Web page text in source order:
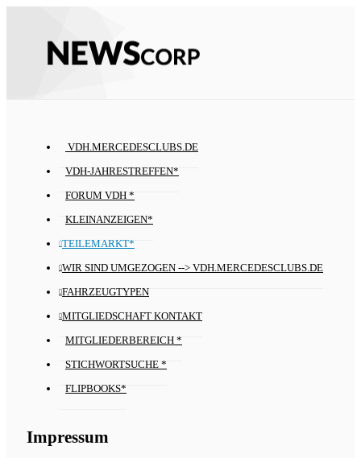
VDH.MERCEDESCLUBS.DE
VDH-JAHRESTREFFEN*
FORUM VDH *
KLEINANZEIGEN*
TEILEMARKT*
WIR SIND UMGEZOGEN --> VDH.MERCEDESCLUBS.DE
FAHRZEUGTYPEN
MITGLIEDSCHAFT KONTAKT
MITGLIEDERBEREICH *
STICHWORTSUCHE *
FLIPBOOKS*
Impressum